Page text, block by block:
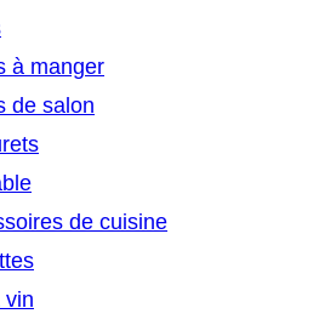
à manger
de salon
de cuisine
vin